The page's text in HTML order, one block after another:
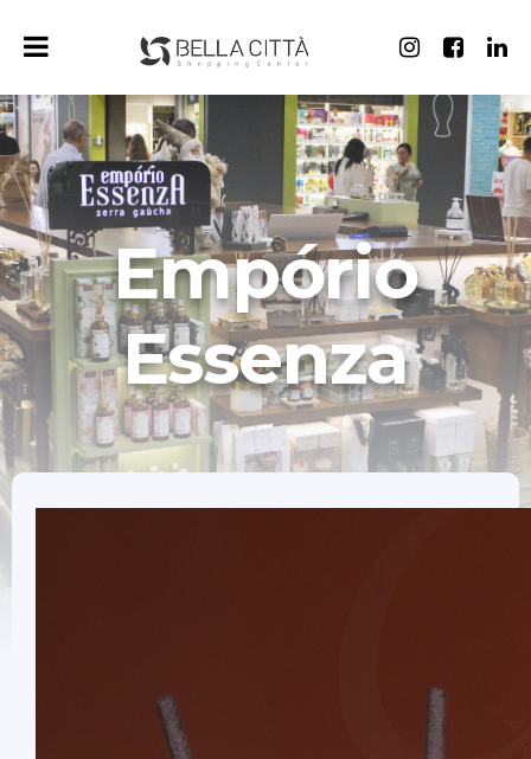
Empório
Essenza